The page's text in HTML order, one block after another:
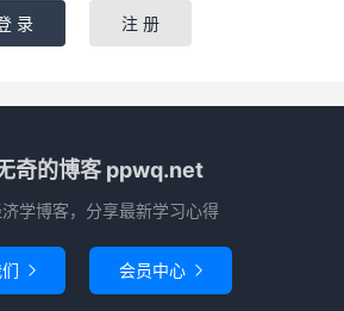
录 注 册
奇的博客 ppwq.net
学博客，分享最新学习心得
 会员中心 